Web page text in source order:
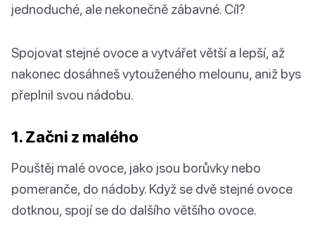
jednoduché, ale nekonečně zábavné. Cíl?
Spojovat stejné ovoce a vytvářet větší a lepší, až
nakonec dosáhneš vytouženého melounu, aniž bys
přeplnil svou nádobu.
1. Začni z malého
Pouštěj malé ovoce, jako jsou borůvky nebo
pomeranče, do nádoby. Když se dvě stejné ovoce
dotknou, spojí se do dalšího většího ovoce.